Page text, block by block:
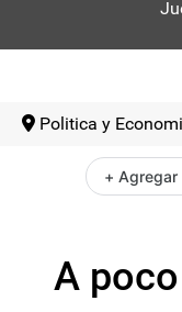
Politica y
+ Agregar
A